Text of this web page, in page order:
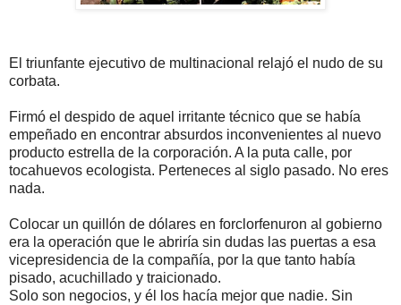
El triunfante ejecutivo de multinacional relajó el nudo de su
corbata.
Firmó el despido de aquel irritante técnico que se había
empeñado en encontrar absurdos inconvenientes al nuevo
producto estrella de la corporación. A la puta calle, por
tocahuevos ecologista. Perteneces al siglo pasado. No eres
nada.
Colocar un quillón de dólares en forclorfenuron al gobierno
era la operación que le abriría sin dudas las puertas a esa
vicepresidencia de la compañía, por la que tanto había
pisado, acuchillado y traicionado.
Solo son negocios, y él los hacía mejor que nadie. Sin